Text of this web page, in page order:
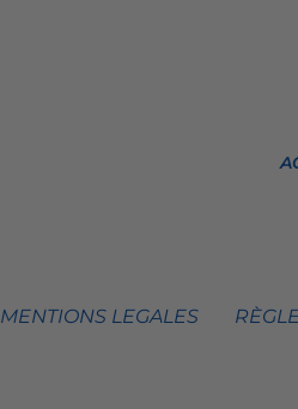
MENTIONS LEGALES